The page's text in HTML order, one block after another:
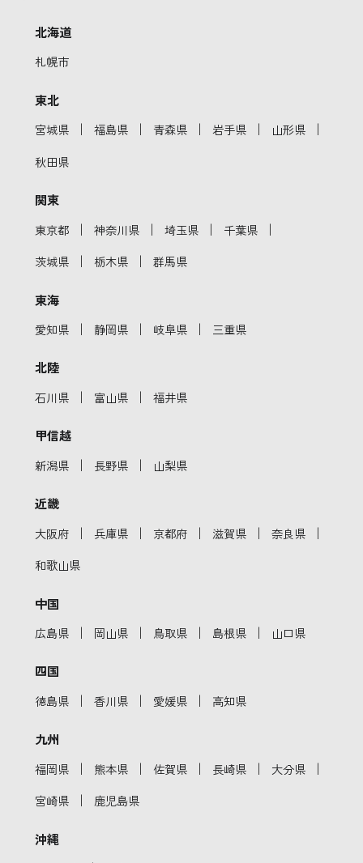
北海道
札幌市
東北
宮城県 ｜ 福島県 ｜ 青森県 ｜ 岩手県 ｜ 山形県 ｜
秋田県
関東
東京都 ｜ 神奈川県 ｜ 埼玉県 ｜ 千葉県 ｜
茨城県 ｜ 栃木県 ｜ 群馬県
東海
愛知県 ｜ 静岡県 ｜ 岐阜県 ｜ 三重県
北陸
石川県 ｜ 富山県 ｜ 福井県
甲信越
新潟県 ｜ 長野県 ｜ 山梨県
近畿
大阪府 ｜ 兵庫県 ｜ 京都府 ｜ 滋賀県 ｜ 奈良県 ｜
和歌山県
中国
広島県 ｜ 岡山県 ｜ 鳥取県 ｜ 島根県 ｜ 山口県
四国
徳島県 ｜ 香川県 ｜ 愛媛県 ｜ 高知県
九州
福岡県 ｜ 熊本県 ｜ 佐賀県 ｜ 長崎県 ｜ 大分県 ｜
宮崎県 ｜ 鹿児島県
沖縄